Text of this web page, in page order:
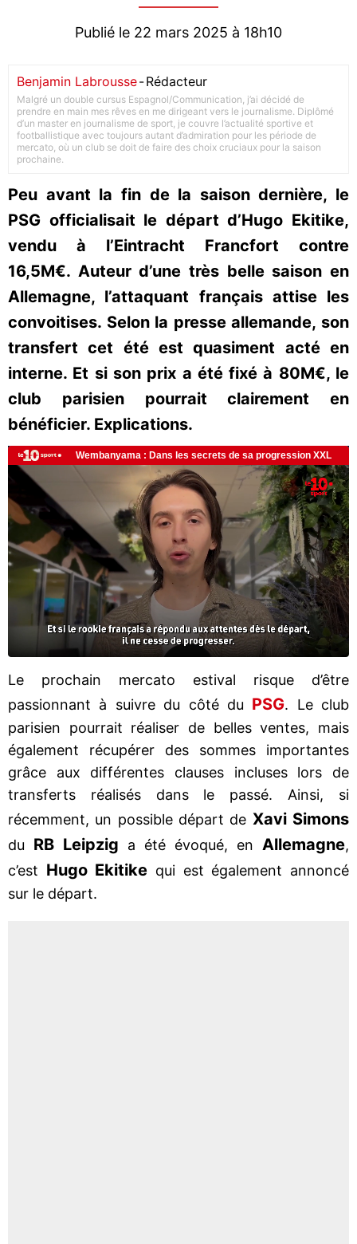
Publié le 22 mars 2025 à 18h10
Benjamin Labrousse-Rédacteur
Malgré un double cursus Espagnol/Communication, j’ai décidé de
prendre en main mes rêves en me dirigeant vers le journalisme. Diplômé
d’un master en journalisme de sport, je couvre l’actualité sportive et
footballistique avec toujours autant d’admiration pour les période de
mercato, où un club se doit de faire des choix cruciaux pour la saison
prochaine.
Peu avant la fin de la saison dernière, le
PSG officialisait le départ d’Hugo Ekitike,
vendu à l’Eintracht Francfort contre
16,5M€. Auteur d’une très belle saison en
Allemagne, l’attaquant français attise les
convoitises. Selon la presse allemande, son
transfert cet été est quasiment acté en
interne. Et si son prix a été fixé à 80M€, le
club parisien pourrait clairement en
bénéficier. Explications.
Le prochain mercato estival risque d’être
passionnant à suivre du côté du PSG. Le club
parisien pourrait réaliser de belles ventes, mais
également récupérer des sommes importantes
grâce aux différentes clauses incluses lors de
transferts réalisés dans le passé. Ainsi, si
récemment, un possible départ de Xavi Simons
du RB Leipzig a été évoqué, en Allemagne,
c’est Hugo Ekitike qui est également annoncé
sur le départ.